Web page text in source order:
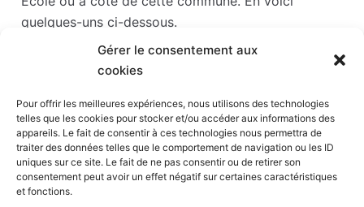
Gérer le consentement aux
cookies
Pour offrir les meilleures expériences, nous utilisons des technologies
telles que les cookies pour stocker et/ou accéder aux informations des
appareils. Le fait de consentir à ces technologies nous permettra de
traiter des données telles que le comportement de navigation ou les ID
uniques sur ce site. Le fait de ne pas consentir ou de retirer son
consentement peut avoir un effet négatif sur certaines caractéristiques
et fonctions.
quelques-uns ci-dessous.
Les points d'intérêts sont généralement bien
desservis en matière de transports. Si vous cliquez
sur l'un des liens ci-dessous, vous en saurez plus
sur l'accessibilité en taxi et la proximité des
stations de taxis du point d'intérêt en question.
Parc Babyland(8,7 km)